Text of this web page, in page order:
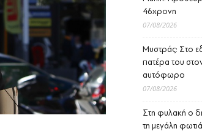
46χρονη
07/08/2026
Μυστράς: Στο
πατέρα του
αυτόφωρο
07/08/2026
Στη φυλακή ο
τη μεγάλη